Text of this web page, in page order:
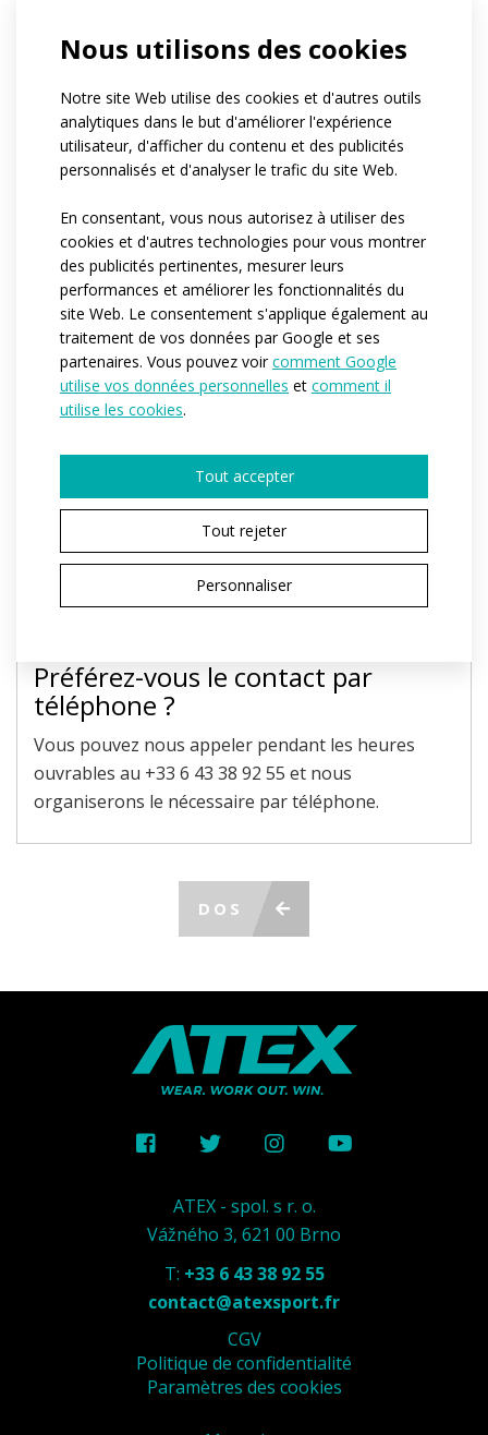
Nous utilisons des cookies
Notre site Web utilise des cookies et d'autres outils
analytiques dans le but d'améliorer l'expérience
utilisateur, d'afficher du contenu et des publicités
personnalisés et d'analyser le trafic du site Web.
En consentant, vous nous autorisez à utiliser des
cookies et d'autres technologies pour vous montrer
des publicités pertinentes, mesurer leurs
performances et améliorer les fonctionnalités du
site Web. Le consentement s'applique également au
traitement de vos données par Google et ses
partenaires. Vous pouvez voircomment Google
utilise vos données personnelles et comment il
utilise les cookies.
Tout accepter
Tout rejeter
Personnaliser
If you belong to a club, can you tell us its
personnes pour lesquelles nous produirions
les vêtements ?*
1-4 5-10 11-50
plus de 50
centaines de pièces
commencions la production ?*
Immédiatement
Dans les 3-6 prochains mois
Je n’ai pas encore d’idée
Would you like to tell us more details?
Le champ marqué d'un * est obligatoire.
En envoyant, j'accepte le traitement des
personnelles
ENVOYER LA DEMANDE
Préférez-vous le contact par
téléphone ?
Vous pouvez nous appeler pendant les heures
ouvrables au +33 6 43 38 92 55 et nous
organiserons le nécessaire par téléphone.
DOS
ATEX - spol. s r. o.
Vážného 3, 621 00 Brno
T: +33 6 43 38 92 55
contact@atexsport.fr
CGV
Politique de confidentialité
Paramètres des cookies